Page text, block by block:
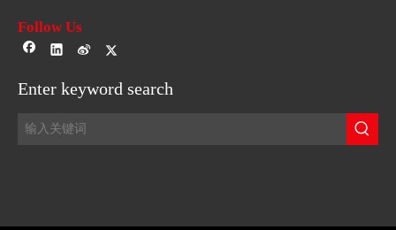
Follow Us
Enter keyword search